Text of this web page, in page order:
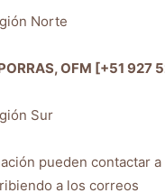
Norte
OFM [+51 927
Sur
pueden contactar a
a los correos